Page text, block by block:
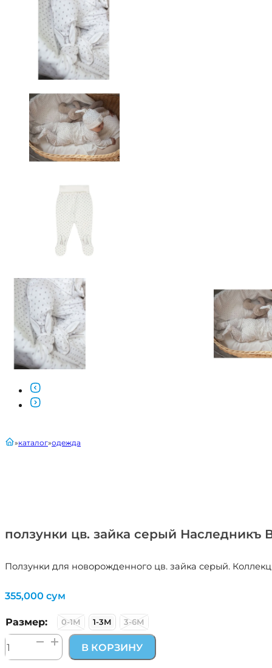
ползунки цв. зайка серый Наследникъ
Ползунки для новорожденного цв. зайка серый.
главнаякаталог одежда
355,000 сум
Размер: 0-1М 1-3М 3-6М
Количество
товара
В КОРЗИНУ